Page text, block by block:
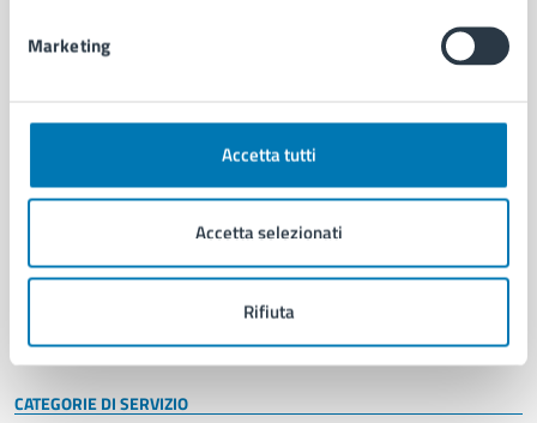
Marketing
Accetta tutti
Accetta selezionati
Rifiuta
AMMINISTRAZIONE
Organi di governo
Enti e fondazioni
Personale amministrativo
Intranet, posta aziendale e protocollo
CATEGORIE DI SERVIZIO